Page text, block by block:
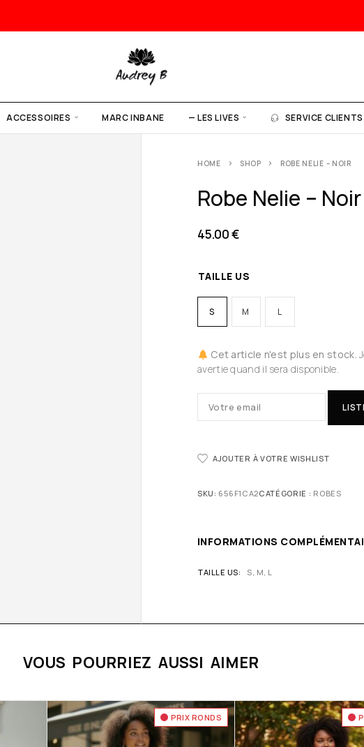
ACCESSOIRES MARC INBANE — LES LIVES SERVICE CLIENTS
HOME SHOP ROBE NELIE – NOIR
Robe Nelie – Noir
45.00€
TAILLE US
S M L
Cet article n'est plus en stock.
avertie quand il sera disponible.
AJOUTER À VOTRE WISHLIST
SKU: 656F1CA2CATÉGORIE : ROBES
INFORMATIONS
TAILLE US S, M, L
VOUS POURRIEZ AUSSI AIMER
PRIX RONDS